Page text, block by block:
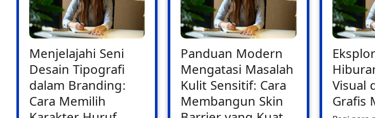
Menjelajahi Seni
Desain Tipografi
dalam Branding:
Cara Memilih
Panduan Modern
Mengatasi Masalah
Kulit Sensitif: Cara
Membangun Skin
Visual
Grafis